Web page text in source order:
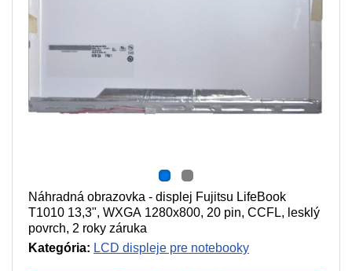
Náhradná obrazovka - displej Fujitsu LifeBook
T1010 13,3", WXGA 1280x800, 20 pin, CCFL, lesklý
povrch, 2 roky záruka
Kategória: LCD displeje pre notebooky